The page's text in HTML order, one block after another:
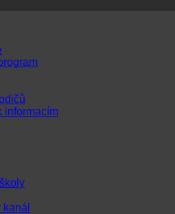
informacím